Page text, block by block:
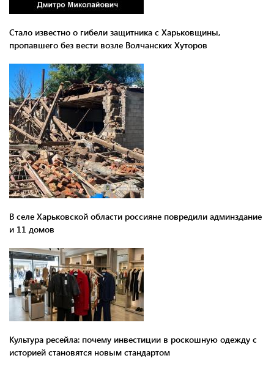
Стало известно о гибели защитника с Харьковщины,
пропавшего без вести возле Волчанских Хуторов
В селе Харьковской области россияне повредили админздание
и 11 домов
Культура ресейла: почему инвестиции в роскошную одежду с
историей становятся новым стандартом